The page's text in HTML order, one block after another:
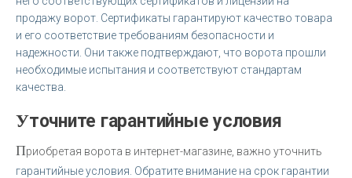
продажу ворот. Сертификаты гарантируют качество товара
и его соответствие требованиям безопасности и
надежности. Они также подтверждают, что ворота прошли
необходимые испытания и соответствуют стандартам
качества.
Уточните гарантийные условия
Приобретая ворота в интернет-магазине, важно уточнить
гарантийные условия. Обратите внимание на срок гарантии